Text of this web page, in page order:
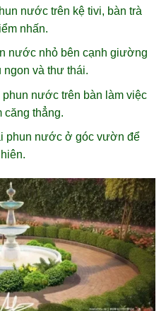
nước trên kệ tivi, bàn trà
nhấn.
nước nhỏ bên cạnh giường
ngon và thư thái.
nước trên bàn làm việc
căng thẳng.
phun nước ở góc vườn để